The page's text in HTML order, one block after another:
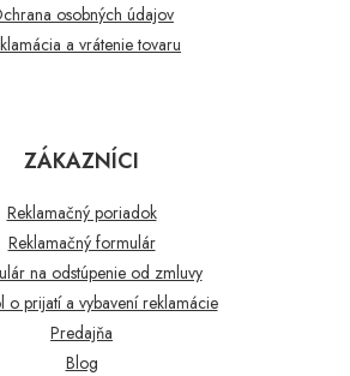
osobných údajov
a vrátenie tovaru
ZÁKAZNÍCI
Reklamačný poriadok
Reklamačný formulár
na odstúpenie od zmluvy
o prijatí a vybavení reklamácie
Predajňa
Blog